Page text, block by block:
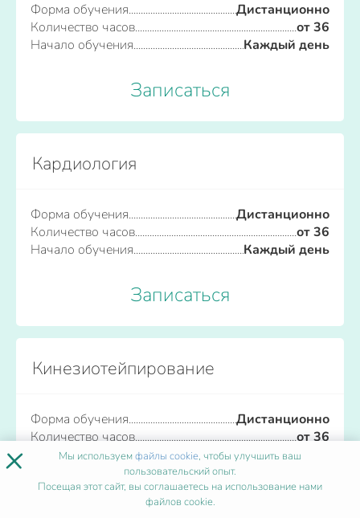
Форма обучения
Дистанционно
Количество часов
от 36
Начало обучения
Каждый день
Записаться
Кардиология
Форма обучения
Дистанционно
Количество часов
от 36
Начало обучения
Каждый день
Записаться
Кинезиотейпирование
Форма обучения
Дистанционно
Количество часов
от 36
Начало обучения
Каждый день
Записаться
× Мы используемфайлы cookie, чтобы улучшить ваш
пользовательский опыт.
Посещая этот сайт, вы соглашаетесь на использование нами
файлов cookie.